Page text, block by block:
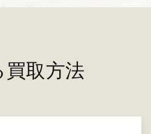
買取方法